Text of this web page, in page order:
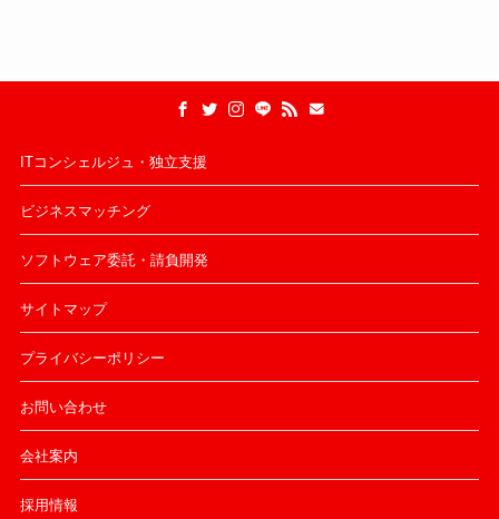
ITコンシェルジュ・独立支援
ビジネスマッチング
ソフトウェア委託・請負開発
サイトマップ
プライバシーポリシー
お問い合わせ
会社案内
採用情報